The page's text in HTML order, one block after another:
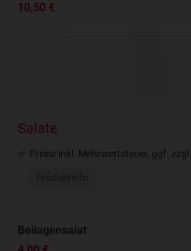
10,50 €
Salate
Preise inkl. Mehrwertsteuer, ggf. zzgl.
Beilagensalat